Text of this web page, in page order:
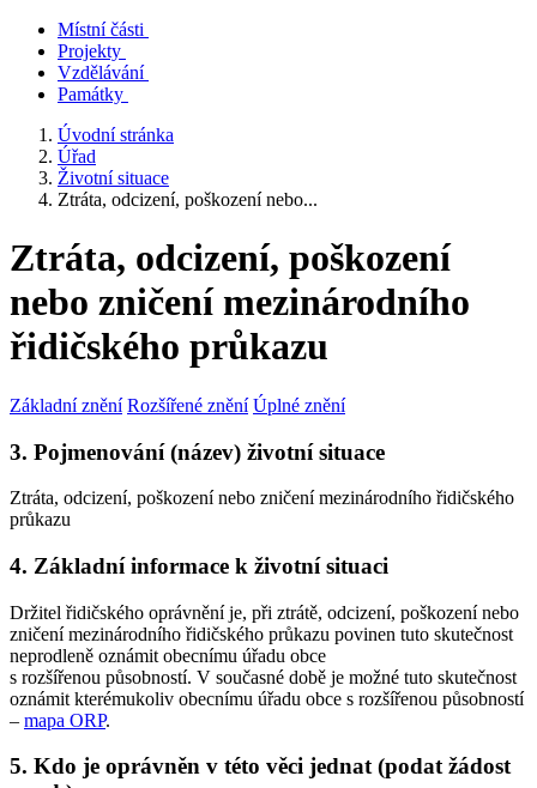
Místní části
Projekty
Vzdělávání
Památky
Úvodní stránka
Úřad
Životní situace
Ztráta, odcizení, poškození nebo...
Ztráta, odcizení, poškození
nebo zničení mezinárodního
řidičského průkazu
Základní znění Rozšířené znění Úplné znění
3. Pojmenování (název) životní situace
Ztráta, odcizení, poškození nebo zničení mezinárodního řidičského
průkazu
4. Základní informace k životní situaci
Držitel řidičského oprávnění je, při ztrátě, odcizení, poškození nebo
zničení mezinárodního řidičského průkazu povinen tuto skutečnost
neprodleně oznámit obecnímu úřadu obce
s rozšířenou působností. V současné době je možné tuto skutečnost
oznámit kterémukoliv obecnímu úřadu obce s rozšířenou působností
– mapa ORP.
5. Kdo je oprávněn v této věci jednat (podat žádost